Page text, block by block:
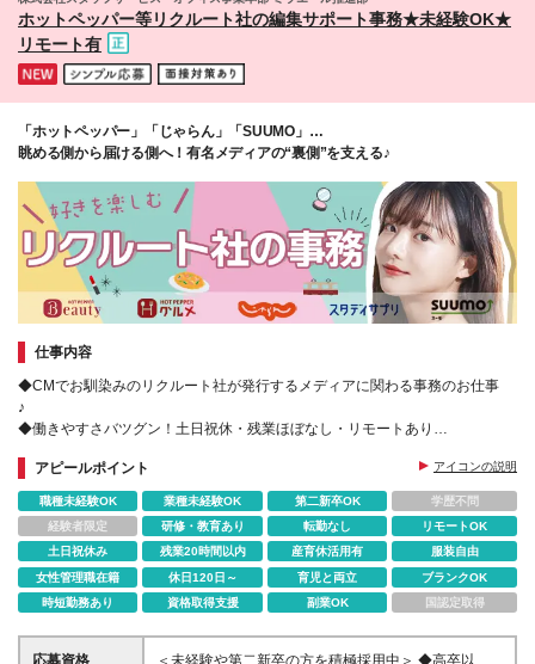
田・淀屋橋・本町・難波 など 兵庫県……神戸市メ
イン・三ノ宮 など 福岡県……博多・天神 など
ホットペッパー等リクルート社の編集サポート事務★未経験OK★
リモート有
「ホットペッパー」「じゃらん」「SUUMO」…
眺める側から届ける側へ！有名メディアの“裏側”を支える♪
仕事内容
◆CMでお馴染みのリクルート社が発行するメディアに関わる事務のお仕事
♪
◆働きやすさバツグン！土日祝休・残業ほぼなし・リモートあり
◆おしゃれOK♪ネイルOK♪髪型自由♪
アピールポイント アイコンの説明
職種未経験OK 業種未経験OK 第二新卒OK
学歴不問
経験者限定
研修・教育あり 転勤なし
リモートOK
土日祝休み
残業20時間以内 産育休活用有
服装自由
女性管理職在籍
休日120日～ 育児と両立
ブランクOK
時短勤務あり
資格取得支援 副業OK 国認定取得
応募資格 ＜未経験や第二新卒の方を積極採用中＞ ◆高卒以上